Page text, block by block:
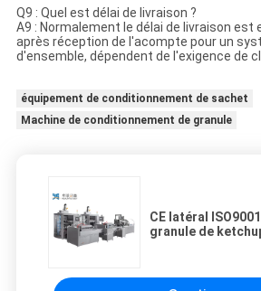
Q9 : Quel est délai de livraison ?
A9 : Normalement le délai de livraison est
après réception de l'acompte pour un
d'ensemble, dépendent de l'exigence de
équipement de conditionnement de sachet
Machine de conditionnement de granule
CE latéral
granule de